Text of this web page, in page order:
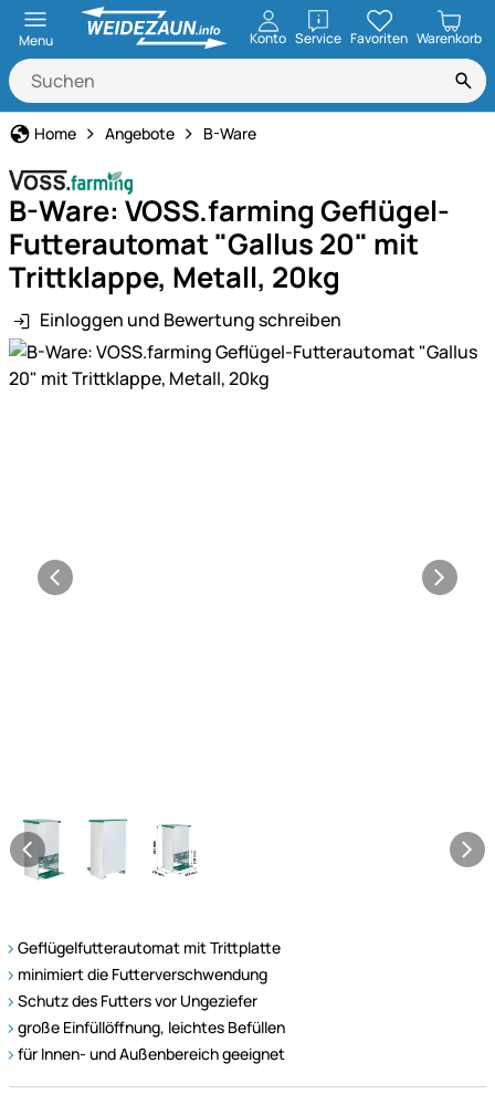
Menu Konto ServiceöffnenFavoriten Warenkorb
Home Angebote B-Ware
B-Ware: VOSS.farming Geflügel-
Futterautomat "Gallus 20" mit
Trittklappe, Metall, 20kg
Einloggen und Bewertung schreiben
Produktgalerie
Geflügelfutterautomat mit Trittplatte
minimiert die Futterverschwendung
Schutz des Futters vor Ungeziefer
große Einfüllöffnung, leichtes Befüllen
für Innen- und Außenbereich geeignet